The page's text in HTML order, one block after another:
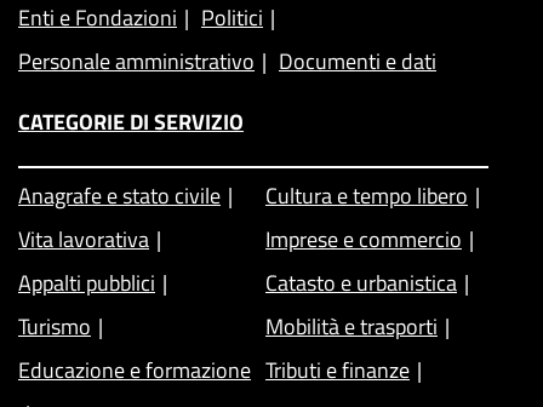
Enti e Fondazioni
Politici
Personale amministrativo
Documenti e dati
CATEGORIE DI SERVIZIO
Anagrafe e stato civile
Cultura e tempo libero
Vita lavorativa
Imprese e commercio
Appalti pubblici
Catasto e urbanistica
Turismo
Mobilità e trasporti
Educazione e formazione Tributi e finanze